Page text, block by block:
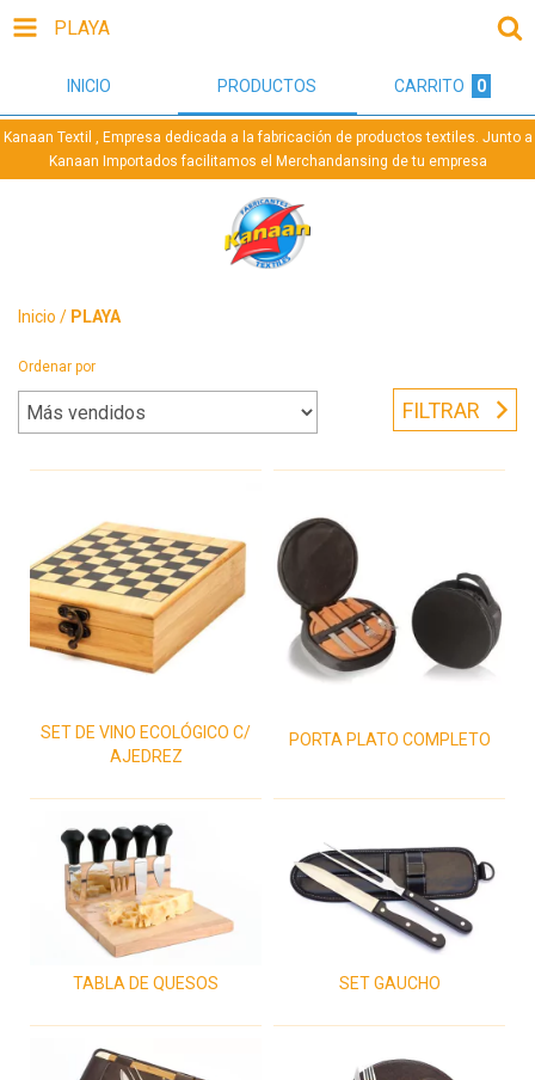
PLAYA
INICIO PRODUCTOS CARRITO 0
Kanaan Textil , Empresa dedicada a la fabricación de productos textiles. Junto a
Kanaan Importados facilitamos el Merchandansing de tu empresa
Inicio / PLAYA
Ordenar por
FILTRAR
SET DE VINO ECOLÓGICO C/
AJEDREZ
PORTA PLATO COMPLETO
TABLA DE QUESOS SET GAUCHO